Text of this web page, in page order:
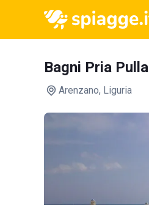
Bagni Pria Pulla
Arenzano, Liguria